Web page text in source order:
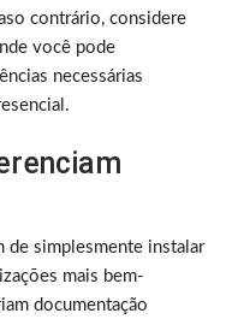
contrário, considere
você pode
necessárias
de simplesmente instalar
mais bem-
documentação